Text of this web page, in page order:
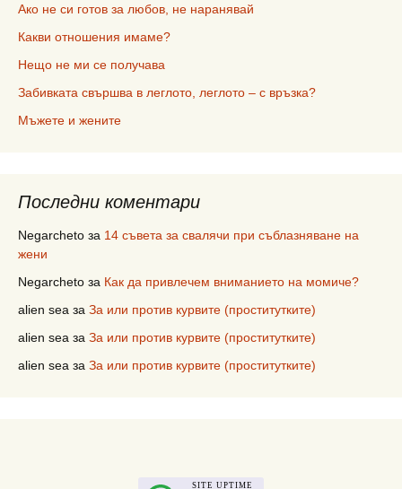
Ако не си готов за любов, не наранявай
Какви отношения имаме?
Нещо не ми се получава
Забивката свършва в леглото, леглото – с връзка?
Мъжете и жените
Последни коментари
Negarcheto за 14 съвета за свалячи при съблазняване на
жени
Negarcheto за Как да привлечем вниманието на момиче?
alien sea за За или против курвите (проститутките)
alien sea за За или против курвите (проститутките)
alien sea за За или против курвите (проститутките)